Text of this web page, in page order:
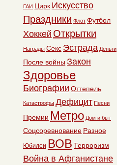
ГАИ Цирк Искусство
Праздники Флот Футбол
Хоккей Открытки
Награды Секс Эстрада Деньги
После войны Закон
Здоровье
Биографии Оттепель
Катастрофы Дефицит Песни
Премии Метро Дом и быт
Соцсоревнование Разное
Юбилеи ВОВ Терроризм
Война в Афганистане